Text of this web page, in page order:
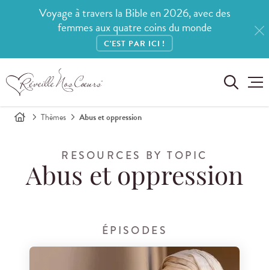
Voyage à travers la Bible en 2026, avec des
femmes aux quatre coins du monde
C'EST PAR ICI !
Thèmes Abus et oppression
RESOURCES BY TOPIC
Abus et oppression
ÉPISODES